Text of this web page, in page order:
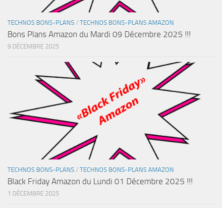
TECHNOS BONS-PLANS / TECHNOS BONS-PLANS AMAZON
Bons Plans Amazon du Mardi 09 Décembre 2025 !!!
9 DÉCEMBRE 2025
TECHNOS BONS-PLANS / TECHNOS BONS-PLANS AMAZON
Black Friday Amazon du Lundi 01 Décembre 2025 !!!
1 DÉCEMBRE 2025